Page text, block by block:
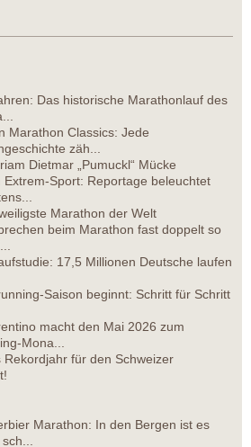
Das historische Marathonlauf des
Marathon Classics: Jede
zäh...
Dietmar „Pumuckl“ Mücke
Extrem-Sport: Reportage beleuchtet
Marathon der Welt
beim Marathon fast doppelt so
17,5 Millionen Deutsche laufen
Saison beginnt: Schritt für Schritt
macht den Mai 2026 zum
Mona...
Rekordjahr für den Schweizer
Marathon: In den Bergen ist es